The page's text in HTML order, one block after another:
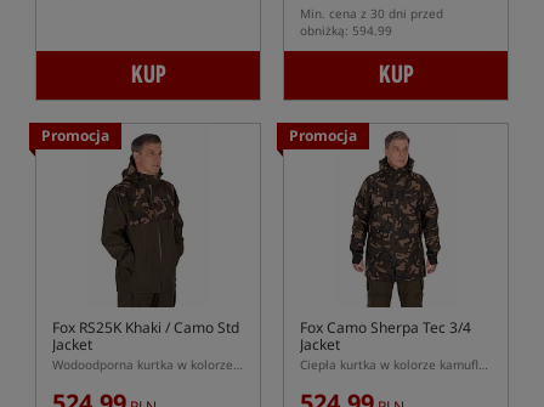
KUP
Min. cena z 30 dni przed
obniżką: 594.99
KUP
Promocja
Fox RS25K Khaki / Camo Std
Jacket
Wodoodporna kurtka w kolorze kamuflażu
Promocja
Fox Camo Sherpa Tec 3/4
Jacket
Ciepła kurtka w kolorze kamuflażu